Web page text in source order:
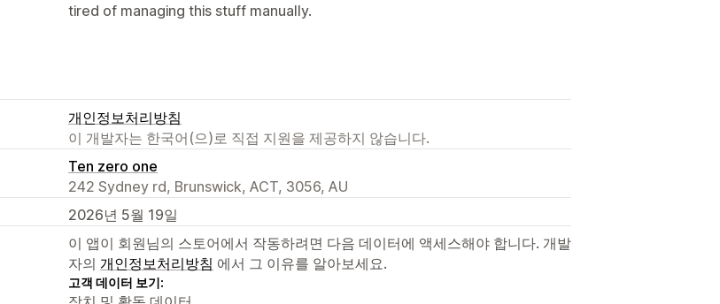
tired of managing this stuff manually.​​​​​​​​​​​​​​​​
개인정보처리방침
이 개발자는 한국어(으)로 직접 지원을 제공하지 않습니다.
Ten zero one
242 Sydney rd, Brunswick, ACT, 3056, AU
2026년 5월 19일
이 앱이 회원님의 스토어에서 작동하려면 다음 데이터에 액세스해야 합니다. 개발
자의 개인정보처리방침 에서 그 이유를 알아보세요.
고객 데이터 보기: